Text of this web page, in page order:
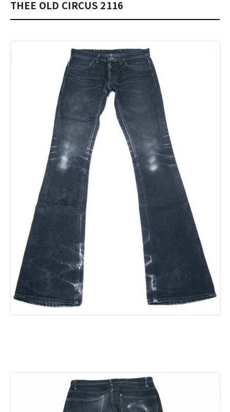
THEE OLD CIRCUS 2116